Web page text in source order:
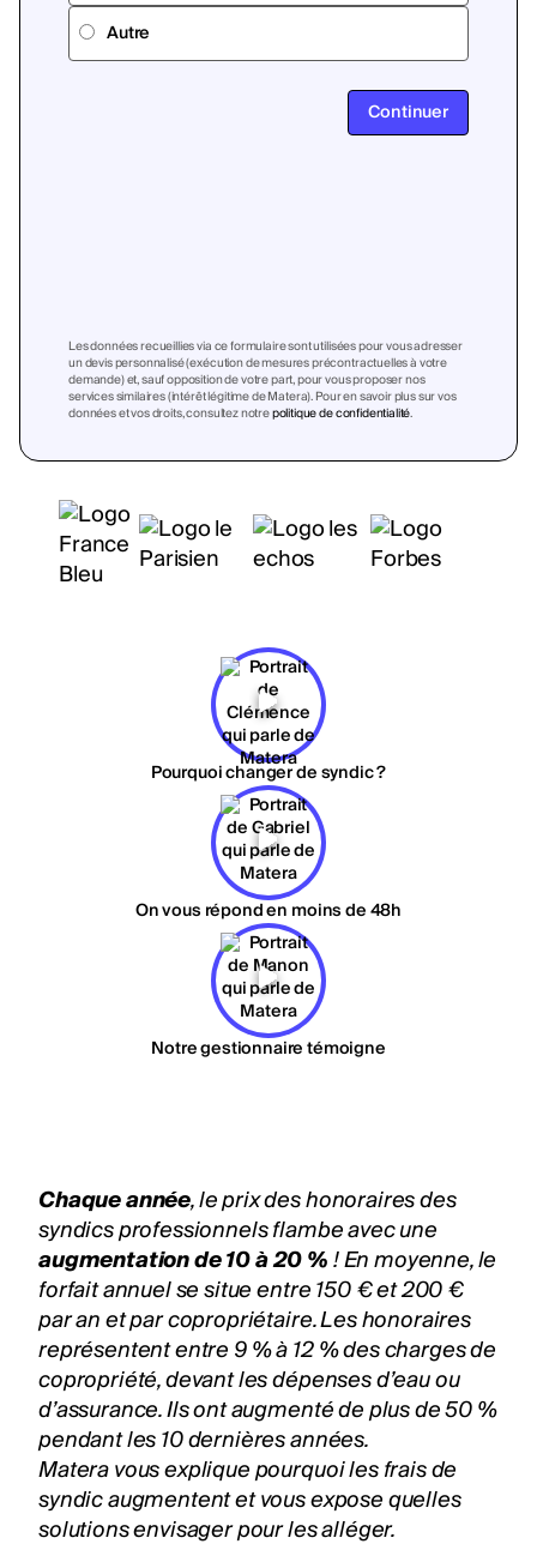
Autre
Continuer
Les données recueillies via ce formulaire sont utilisées pour vous adresser
un devis personnalisé (exécution de mesures précontractuelles à votre
demande) et, sauf opposition de votre part, pour vous proposer nos
services similaires (intérêt légitime de Matera). Pour en savoir plus sur vos
données et vos droits, consultez notrepolitique de confidentialité.
Pourquoi changer de syndic ?
On vous répond en moins de 48h
Notre gestionnaire témoigne
Chaque année, le prix des honoraires des
syndics professionnels flambe avec une
augmentation de 10 à 20 %! En moyenne, le
forfait annuel se situe entre 150 € et 200 €
par an et par copropriétaire. Les honoraires
représentent entre 9 % à 12 % descharges de
copropriété, devant les dépenses d’eau ou
d’assurance. Ils ont augmenté de plus de 50 %
pendant les 10 dernières années.
Matera vous explique pourquoi les frais de
syndic augmentent et vous expose quelles
solutions envisager pour les alléger.